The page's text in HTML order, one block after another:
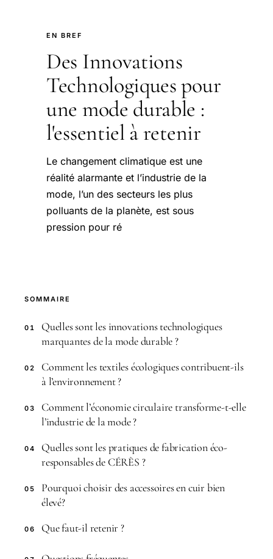
EN BREF
Des Innovations
Technologiques pour
une mode durable :
l'essentiel à retenir
Le changement climatique est une
réalité alarmante et l’industrie de la
mode, l’un des secteurs les plus
polluants de la planète, est sous
pression pour ré
SOMMAIRE
01
Quelles sont les innovations technologiques
marquantes de la mode durable ?
02
Comment les textiles écologiques contribuent-ils
à l’environnement ?
03
Comment l’économie circulaire transforme-t-elle
l’industrie de la mode ?
04
Quelles sont les pratiques de fabrication éco-
responsables de CÉRÈS ?
05
Pourquoi choisir des accessoires en cuir bien
élevé?
06 Que faut-il retenir ?